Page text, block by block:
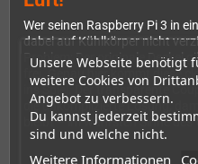
Unsere Webseite benötigt
weitere Cookies von
Angebot zu verbessern.
Du kannst jederzeit
sind und welche nicht.
Weitere Informationen
Wer seinen Raspberry Pi 3 in
dabei auf Kühlkörper nicht
Problem: Der originale Deckel
frei. Genau hier kommt diese
ins Spiel. Der transparente
die unkomplizierte Lösung,
bleibt – im wahrsten Sinne des